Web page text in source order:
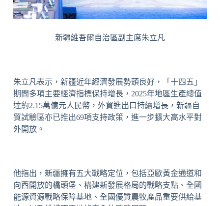
新疆維吾爾自治區副主席朱立凡
朱立凡表示，新疆近年經濟發展勢頭良好，「十四五」
期間多項主要經濟指標保持增長，2025年地區生產總值
達約2.15萬億元人民幣，外貿進出口持續增長，新疆自
貿試驗區亦已推出69項支持政策，進一步擴大高水平對
外開放。
他指出，新疆擁有五大戰略定位，包括亞歐黃金通道和
向西開放的橋頭堡、構建新發展格局的戰略支點、全國
能源資源戰略保障基地、全國優質農牧產品重要供給基